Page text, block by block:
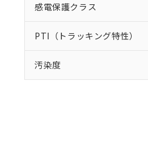
感電保護クラス
PTI（トラッキング特性）
汚染度